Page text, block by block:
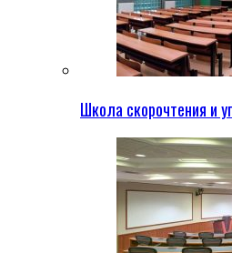
Школа скорочтения и